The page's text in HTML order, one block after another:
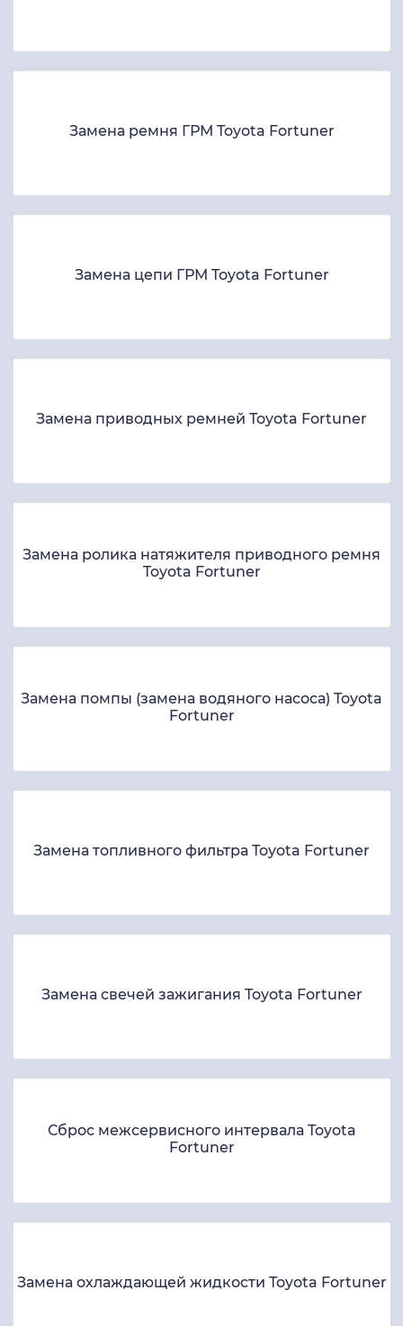
Замена ремня ГРМ Toyota Fortuner
Замена цепи ГРМ Toyota Fortuner
Замена приводных ремней Toyota Fortuner
Замена ролика натяжителя приводного ремня
Toyota Fortuner
Замена помпы (замена водяного насоса) Toyota
Fortuner
Замена топливного фильтра Toyota Fortuner
Замена свечей зажигания Toyota Fortuner
Сброс межсервисного интервала Toyota
Fortuner
Замена охлаждающей жидкости Toyota Fortuner